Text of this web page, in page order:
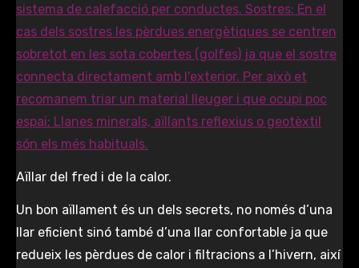
Aïllar del fred i de la calor.
Un bon aïllament és un dels secrets, no només d’una
llar eficient sinó també d’una llar confortable ja que
redueix les pèrdues de calor i filtracions a l’hivern, així